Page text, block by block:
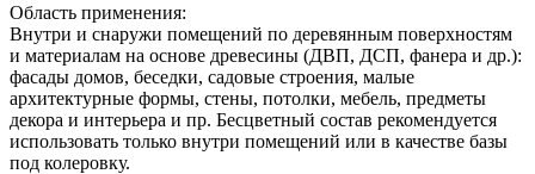
Область применения:
Внутри и снаружи помещений по деревянным поверхностям
и материалам на основе древесины (ДВП, ДСП, фанера и др.):
фасады домов, беседки, садовые строения, малые
архитектурные формы, стены, потолки, мебель, предметы
декора и интерьера и пр. Бесцветный состав рекомендуется
использовать только внутри помещений или в качестве базы
под колеровку.